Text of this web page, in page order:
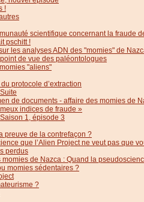
!
scientifique concernant la fraude
pschitt !
les analyses ADN des "momies" de
de vue des paléontologues
"aliens"
protocole d’extraction
de documents - affaire des momies de
indices de fraude »
1, épisode 3
preuve de la contrefaçon ?
que l’Alien Project ne veut pas que
perdus
de Nazca : Quand la
momies sédentaires ?
?